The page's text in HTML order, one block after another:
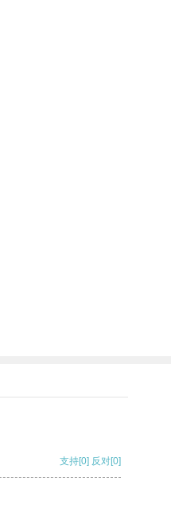
支持[0] 反对[0]